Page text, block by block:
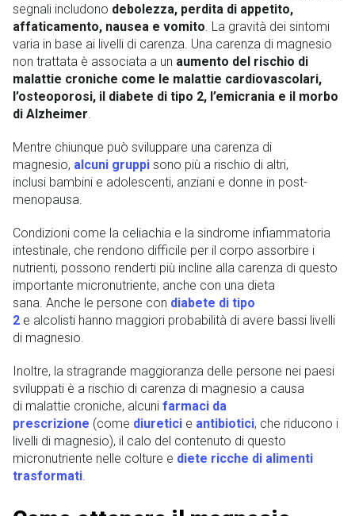
segnali includono debolezza, perdita di appetito,
affaticamento, nausea e vomito. La gravità dei sintomi
varia in base ai livelli di carenza. Una carenza di magnesio
non trattata è associata a un aumento del rischio di
malattie croniche come le malattie cardiovascolari,
l’osteoporosi, il diabete di tipo 2, l’emicrania e il morbo
di Alzheimer.
Mentre chiunque può sviluppare una carenza di
magnesio, alcuni gruppi sono più a rischio di altri,
inclusi bambini e adolescenti, anziani e donne in post-
menopausa.
Condizioni come la celiachia e la sindrome infiammatoria
intestinale, che rendono difficile per il corpo assorbire i
nutrienti, possono renderti più incline alla carenza di questo
importante micronutriente, anche con una dieta
sana. Anche le persone con diabete di tipo
2 e alcolisti hanno maggiori probabilità di avere bassi livelli
di magnesio.
Inoltre, la stragrande maggioranza delle persone nei paesi
sviluppati è a rischio di carenza di magnesio a causa
di malattie croniche, alcuni farmaci da
prescrizione (come diuretici e antibiotici, che riducono i
livelli di magnesio), il calo del contenuto di questo
micronutriente nelle colture e diete ricche di alimenti
trasformati.